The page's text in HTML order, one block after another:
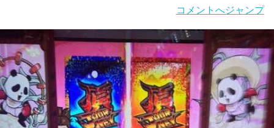
コメントへジャンプ